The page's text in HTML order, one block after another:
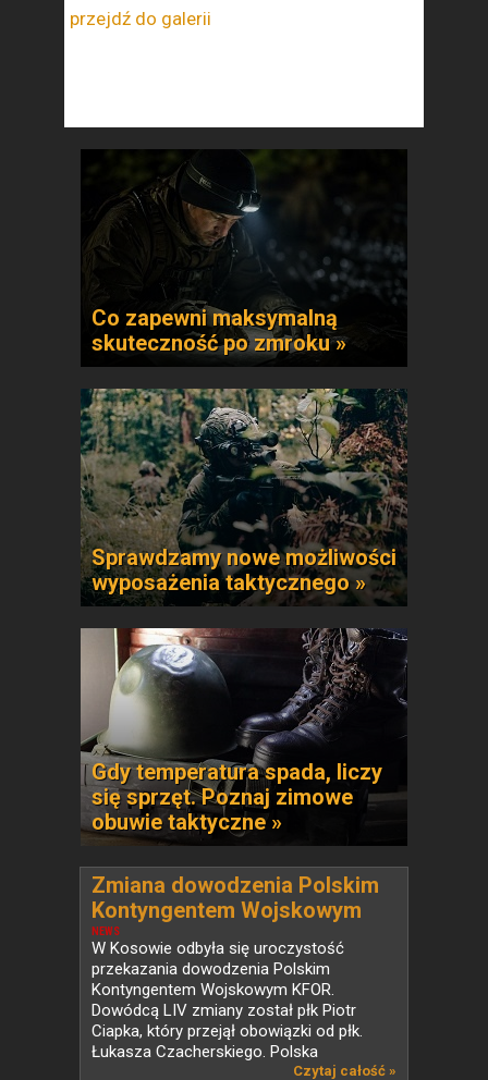
przejdź do galerii
Co zapewni maksymalną
skuteczność po zmroku »
Sprawdzamy nowe możliwości
wyposażenia taktycznego »
Gdy temperatura spada, liczy
się sprzęt. Poznaj zimowe
obuwie taktyczne »
NEWS
Zmiana dowodzenia Polskim
Kontyngentem Wojskowym
KFOR w Kosowie
W Kosowie odbyła się uroczystość
przekazania dowodzenia Polskim
Kontyngentem Wojskowym KFOR.
Dowódcą LIV zmiany został płk Piotr
Ciapka, który przejął obowiązki od płk.
Łukasza Czacherskiego. Polska
Czytaj całość »